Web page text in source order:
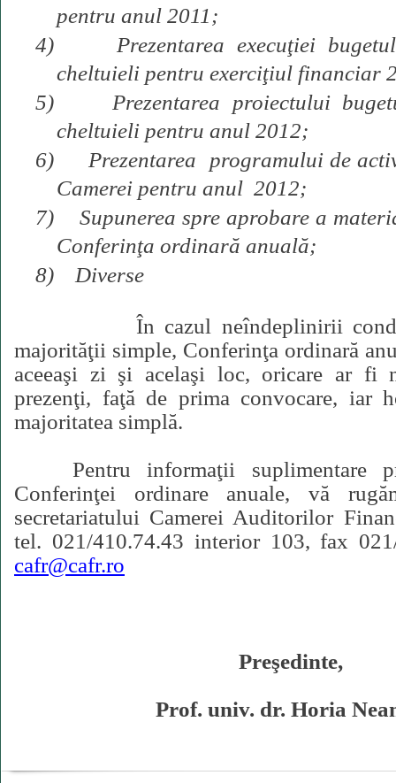
pentru anul 2011;
4)
Prezentarea execuţiei
cheltuieli pentru exerciţiul financiar
5)
Prezentarea proiectului
cheltuieli pentru anul 2012;
6)
Prezentarea
programului de
Camerei pentru anul 2012;
7)
Supunerea spre aprobare a
Conferinţa ordinară anuală;
8)
Diverse
În cazul neîndeplinirii
majorităţii simple, Conferinţa ordinară
aceeaşi zi şi acelaşi loc, oricare ar fi
prezenţi, faţă de prima convocare, iar
majoritatea simplă.
Pentru informaţii suplimentare
Conferinţei ordinare anuale, vă
secretariatului Camerei Auditorilor
tel. 021/410.74.43 interior 103, fax
cafr@cafr.ro
Preşedinte,
Prof. univ. dr. Horia